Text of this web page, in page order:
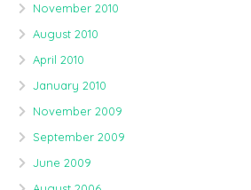
November 2010
August 2010
April 2010
January 2010
November 2009
September 2009
June 2009